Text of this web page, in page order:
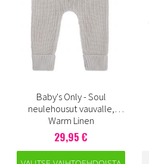
Baby's Only - Soul
neulehousut vauvalle,
Warm Linen
29,95 €